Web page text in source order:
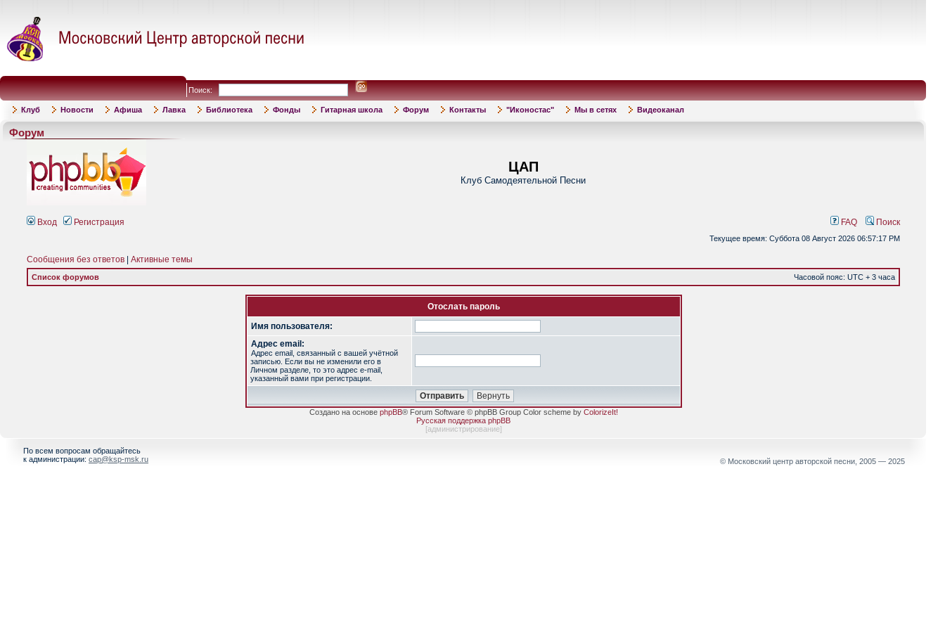
Поиск:
Клуб Новости Афиша Лавка Библиотека Фонды Гитарная школа Форум Контакты "Иконостас" Мы в сетях Видеоканал
Форум
ЦАП
Клуб Самодеятельной Песни
Вход Регистрация FAQ Поиск
Текущее время: Суббота 08 Август 2026 06:57:17 PM
Сообщения без ответов Активные темы
Список форумов Часовой пояс: UTC + 3 часа
Отослать пароль
Имя пользователя:
Адрес email:
Адрес email, связанный с вашей учётной
записью. Если вы не изменили его в
Личном разделе, то это адрес e-mail,
указанный вами при регистрации.
Создано на основе phpBB® Forum Software © phpBB Group Color scheme by ColorizeIt!
Русская поддержка phpBB
[администрирование]
По всем вопросам обращайтесь
к администрации: cap@ksp-msk.ru © Московский центр авторской песни, 2005 — 2025